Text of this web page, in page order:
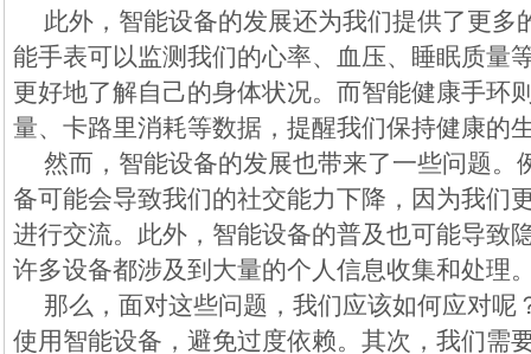
此外，智能设备的发展还为我们提供了更多
能手表可以监测我们的心率、血压、睡眠质量
更好地了解自己的身体状况。而智能健康手环
量、卡路里消耗等数据，提醒我们保持健康的
然而，智能设备的发展也带来了一些问题。
备可能会导致我们的社交能力下降，因为我们
进行交流。此外，智能设备的普及也可能导致
许多设备都涉及到大量的个人信息收集和处理
那么，面对这些问题，我们应该如何应对呢
使用智能设备，避免过度依赖。其次，我们需